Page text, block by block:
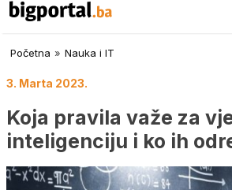
Početna » Nauka i IT
3. Marta 2023.
Koja pravila važe za
inteligenciju i ko ih